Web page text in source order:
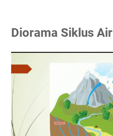
Diorama Siklus Air